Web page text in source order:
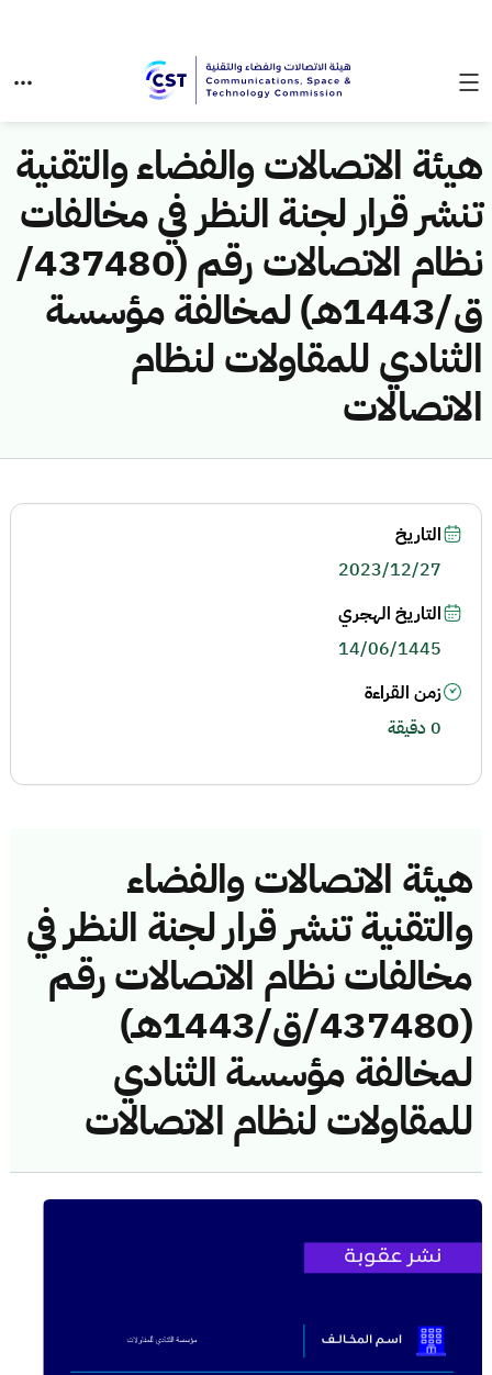
هيئة الاتصالات والفضاء والتقنية
تنشر قرار لجنة النظر في مخالفات
نظام الاتصالات رقم (437480/
ق/1443هـ) لمخالفة مؤسسة
الثنادي للمقاولات لنظام
الاتصالات
هيئة الاتصالات والفضاء
والتقنية تنشر قرار لجنة النظر في
مخالفات نظام الاتصالات رقم
(437480/ق/1443هـ)
لمخالفة مؤسسة الثنادي
للمقاولات لنظام الاتصالات
التاريخ
2023/12/27
التاريخ الهجري
14/06/1445
زمن القراءة
0 دقيقة